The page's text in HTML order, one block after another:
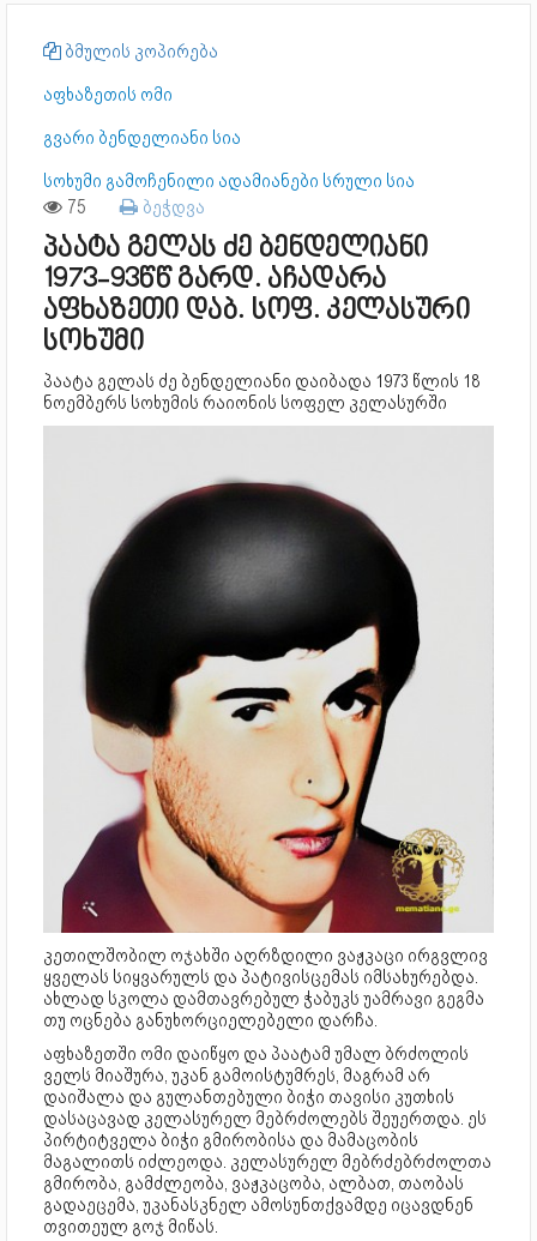
ბმულის კოპირება
აფხაზეთის ომი
გვარი ბენდელიანი სია
სოხუმი გამოჩენილი ადამიანები სრული სია
75 ბეჭდვა
პაატა გელას ძე ბენდელიანი
1973-93წწ გარდ. აჩადარა
აფხაზეთი დაბ. სოფ. კელასური
სოხუმი
პაატა გელას ძე ბენდელიანი დაიბადა 1973 წლის 18
ნოემბერს სოხუმის რაიონის სოფელ კელასურში
კეთილშობილ ოჯახში აღრზდილი ვაჟკაცი ირგვლივ
ყველას სიყვარულს და პატივისცემას იმსახურებდა.
ახლად სკოლა დამთავრებულ ჭაბუკს უამრავი გეგმა
თუ ოცნება განუხორციელებელი დარჩა.
აფხაზეთში ომი დაიწყო და პაატამ უმალ ბრძოლის
ველს მიაშურა, უკან გამოისტუმრეს, მაგრამ არ
დაიშალა და გულანთებული ბიჭი თავისი კუთხის
დასაცავად კელასურელ მებრძოლებს შეუერთდა. ეს
პირტიტველა ბიჭი გმირობისა და მამაცობის
მაგალითს იძლეოდა. კელასურელ მებრძებრძოლთა
გმირობა, გამძლეობა, ვაჟკაცობა, ალბათ, თაობას
გადაეცემა, უკანასკნელ ამოსუნთქვამდე იცავდნენ
თვითეულ გოჯ მიწას.